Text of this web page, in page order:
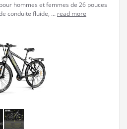
hommes et femmes de 26 pouces
conduite fluide, ... read more